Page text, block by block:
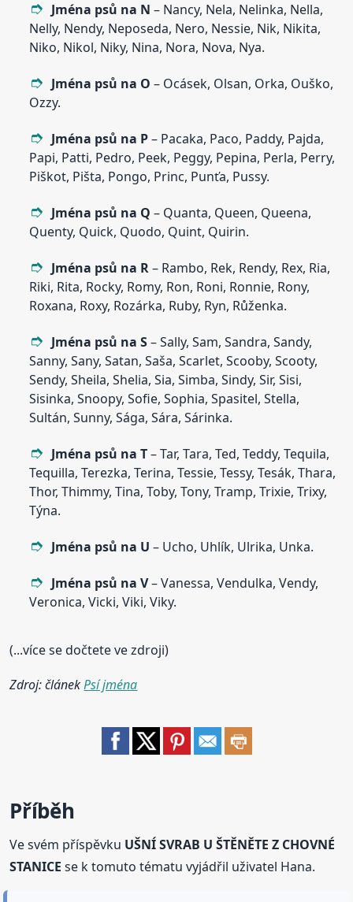
Jména psů na N– Nancy, Nela, Nelinka, Nella,
Nelly, Nendy, Neposeda, Nero, Nessie, Nik, Nikita,
Niko, Nikol, Niky, Nina, Nora, Nova, Nya.
Jména psů na O– Ocásek, Olsan, Orka, Ouško,
Ozzy.
Jména psů na P– Pacaka, Paco, Paddy, Pajda,
Papi, Patti, Pedro, Peek, Peggy, Pepina, Perla, Perry,
Piškot, Pišta, Pongo, Princ, Punťa, Pussy.
Jména psů na Q– Quanta, Queen, Queena,
Quenty, Quick, Quodo, Quint, Quirin.
Jména psů na R– Rambo, Rek, Rendy, Rex, Ria,
Riki, Rita, Rocky, Romy, Ron, Roni, Ronnie, Rony,
Roxana, Roxy, Rozárka, Ruby, Ryn, Růženka.
Jména psů na S– Sally, Sam, Sandra, Sandy,
Sanny, Sany, Satan, Saša, Scarlet, Scooby, Scooty,
Sendy, Sheila, Shelia, Sia, Simba, Sindy, Sir, Sisi,
Sisinka, Snoopy, Sofie, Sophia, Spasitel, Stella,
Sultán, Sunny, Sága, Sára, Sárinka.
Jména psů na T– Tar, Tara, Ted, Teddy, Tequila,
Tequilla, Terezka, Terina, Tessie, Tessy, Tesák, Thara,
Thor, Thimmy, Tina, Toby, Tony, Tramp, Trixie, Trixy,
Týna.
Jména psů na U – Ucho, Uhlík, Ulrika, Unka.
Jména psů na V– Vanessa, Vendulka, Vendy,
Veronica, Vicki, Viki, Viky.
(...více se dočtete ve zdroji)
Zdroj: článekPsí jména
Příběh
Ve svém příspěvku UŠNÍ SVRAB U ŠTĚNĚTE Z CHOVNÉ
STANICE se k tomuto tématu vyjádřil uživatel Hana.